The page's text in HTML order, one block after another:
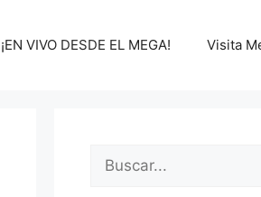
¡EN VIVO DESDE EL MEGA! Visita
Buscar: